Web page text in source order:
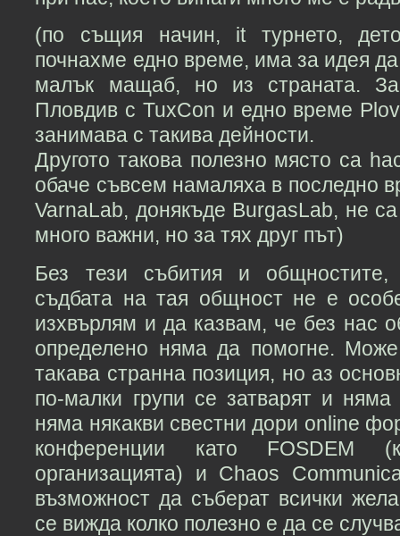
(по същия начин, it турнето,
почнахме едно време, има за идея
малък мащаб, но из страната.
Пловдив с TuxCon и едно време
занимава с такива дейности.
Другото такова полезно място са
обаче съвсем намаляха в последно
VarnaLab, донякъде BurgasLab, не
много важни, но за тях друг път)
Без тези събития и общностите,
съдбата на тая общност не е
изхвърлям и да казвам, че без нас
определено няма да помогне.
такава странна позиция, но аз
по-малки групи се затварят и
няма някакви свестни дори online
конференции като FOSDEM
организацията) и Chaos
възможност да съберат всички
се вижда колко полезно е да се